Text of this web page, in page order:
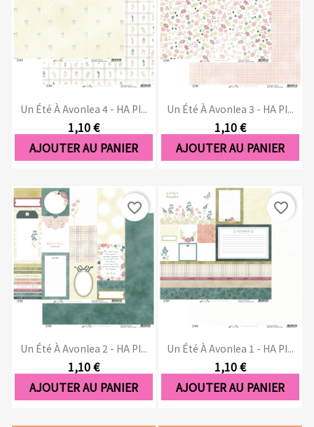
Un Été À Avonlea 4 - HA PI...
1,10 €
AJOUTER AU PANIER
Un Été À Avonlea 3 - HA PI...
1,10 €
AJOUTER AU PANIER
Un Été À Avonlea 2 - HA PI...
1,10 €
AJOUTER AU PANIER
favorite_border
Un Été À Avonlea 1 - HA PI...
1,10 €
AJOUTER AU PANIER
favorite_border